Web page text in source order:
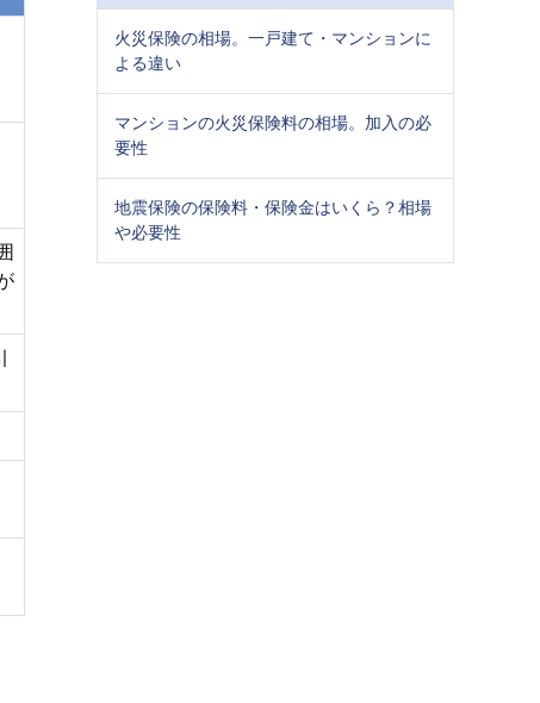
火災保険の相場。一戸建て・マンションに
よる違い
マンションの火災保険料の相場。加入の必
要性
地震保険の保険料・保険金はいくら？相場
や必要性